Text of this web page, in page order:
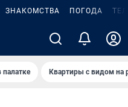
ЗНАКОМСТВА ПОГОДА
Квартиры с видом на